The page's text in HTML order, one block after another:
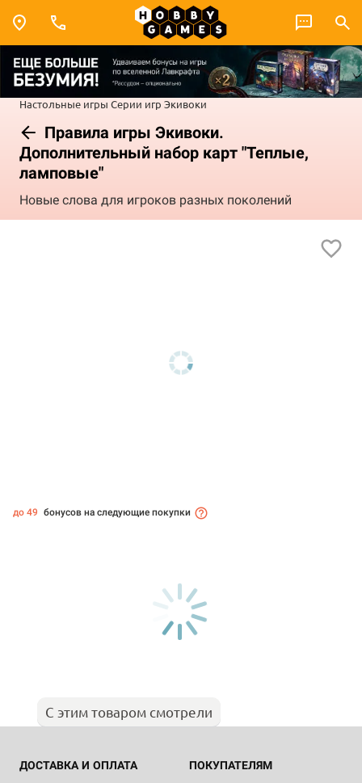
Настольные игры Серии игр Экивоки
Правила игры Экивоки.
Дополнительный набор карт "Теплые,
ламповые"
Новые слова для игроков разных поколений
до 49 бонусов на следующие покупки
С этим товаром смотрели
ДОСТАВКА И ОПЛАТА ПОКУПАТЕЛЯМ